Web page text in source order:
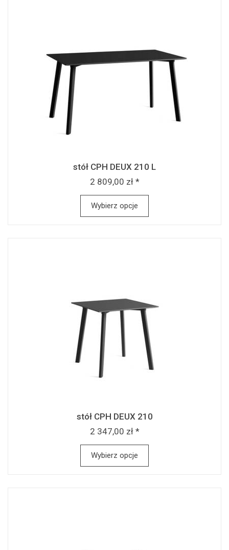
stół CPH DEUX 210 L
2 809,00 zł *
Wybierz opcje
stół CPH DEUX 210
2 347,00 zł *
Wybierz opcje